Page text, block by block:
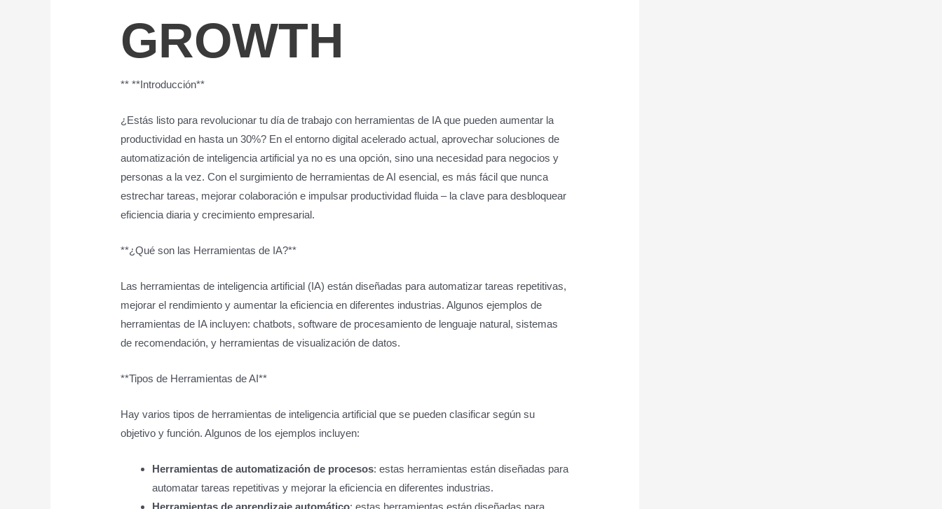
GROWTH
** **Introducción**
¿Estás listo para revolucionar tu día de trabajo con herramientas de IA que pueden aumentar la
productividad en hasta un 30%? En el entorno digital acelerado actual, aprovechar soluciones de
automatización de inteligencia artificial ya no es una opción, sino una necesidad para negocios y
personas a la vez. Con el surgimiento de herramientas de AI esencial, es más fácil que nunca
estrechar tareas, mejorar colaboración e impulsar productividad fluida – la clave para desbloquear
eficiencia diaria y crecimiento empresarial.
**¿Qué son las Herramientas de IA?**
Las herramientas de inteligencia artificial (IA) están diseñadas para automatizar tareas repetitivas,
mejorar el rendimiento y aumentar la eficiencia en diferentes industrias. Algunos ejemplos de
herramientas de IA incluyen: chatbots, software de procesamiento de lenguaje natural, sistemas
de recomendación, y herramientas de visualización de datos.
**Tipos de Herramientas de AI**
Hay varios tipos de herramientas de inteligencia artificial que se pueden clasificar según su
objetivo y función. Algunos de los ejemplos incluyen:
Herramientas de automatización de procesos: estas herramientas están diseñadas para
automatar tareas repetitivas y mejorar la eficiencia en diferentes industrias.
Herramientas de aprendizaje automático: estas herramientas están diseñadas para